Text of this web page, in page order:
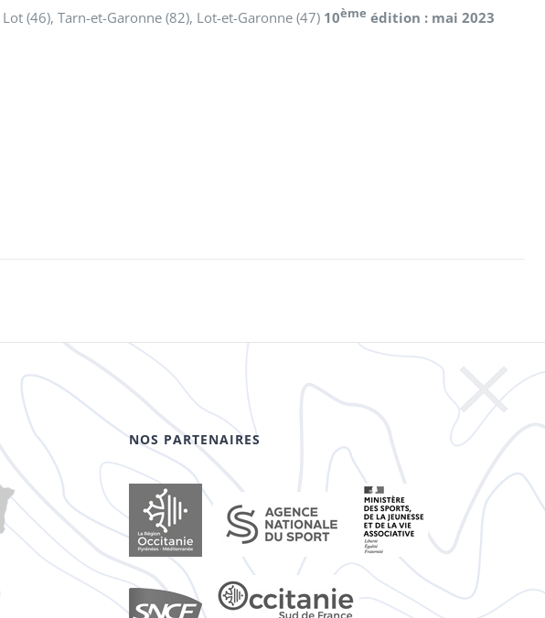
Lot (46), Tarn-et-Garonne (82), Lot-et-Garonne (47) 10ème édition : mai 2023
NOS PARTENAIRES